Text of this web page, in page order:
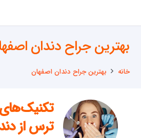
بهترین جراح دندان
خانه بهترین جراح دندان اصفهان
ترس از